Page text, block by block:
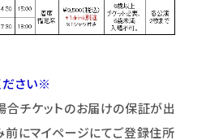
ださい※
チケットのお届けの保証が出
にマイページにてご登録住所